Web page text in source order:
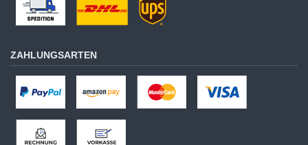
ZAHLUNGSARTEN